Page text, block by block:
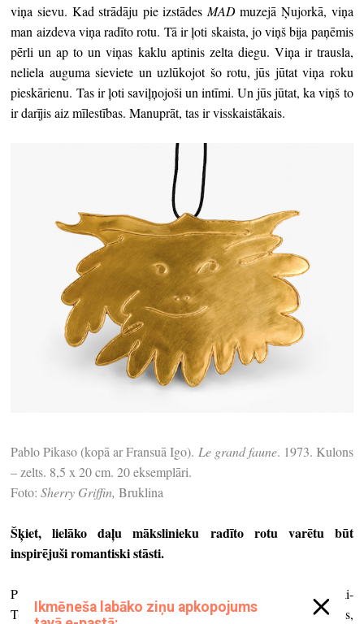
viņa sievu. Kad strādāju pie izstādes MADmuzejā Ņujorkā, viņa
man aizdeva viņa radīto rotu. Tā ir ļoti skaista, jo viņš bija paņēmis
pērli un ap to un viņas kaklu aptinis zelta diegu. Viņa ir trausla,
neliela auguma sieviete un uzlūkojot šo rotu, jūs jūtat viņa roku
pieskārienu. Tas ir ļoti saviļņojoši un intīmi. Un jūs jūtat, ka viņš to
ir darījis aiz mīlestības. Manuprāt, tas ir visskaistākais.
Pablo Pikaso (kopā ar Fransuā Igo). Le grand faune. 1973. Kulons
– zelts. 8,5 x 20 cm. 20 eksemplāri.
Foto:Sherry Griffin, Bruklina
Šķiet, lielāko daļu mākslinieku radīto rotu varētu būt
inspirējuši romantiski stāsti.
Pikaso radīja rotas savām mīļākajām – Dorai Mārai un Marijai-
Terēzei Valtērai. Reiz pludmalē viņš esot vienkārši salasījis oļus,